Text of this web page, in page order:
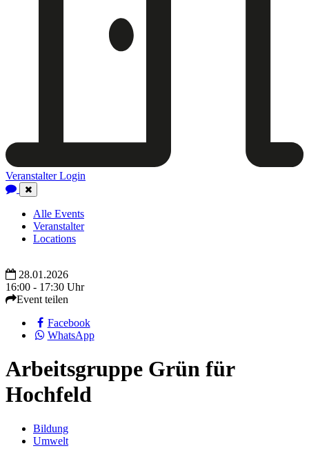
Veranstalter Login
Close
Navigation
Alle Events
Veranstalter
Locations
28.01.2026
16:00 - 17:30 Uhr
Event teilen
Facebook
WhatsApp
Arbeitsgruppe Grün für
Hochfeld
Bildung
Umwelt